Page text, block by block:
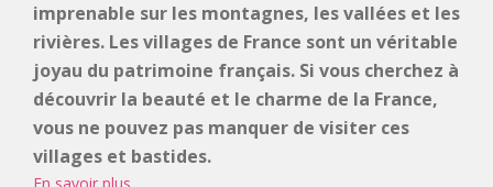
EXPOSITIONS
MONUMENTS
PARCS
D'ATTRACTIONS
ANIMAUX
GROTTES,
GOUFFRES
imprenable sur les montagnes, les vallées et les
rivières. Les villages de France sont un véritable
joyau du patrimoine français. Si vous cherchez à
découvrir la beauté et le charme de la France,
vous ne pouvez pas manquer de visiter ces
villages et bastides.